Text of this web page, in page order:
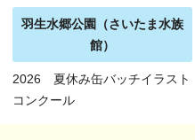
羽生水郷公園（さいたま水族
館）
2026 夏休み缶バッチイラスト
コンクール